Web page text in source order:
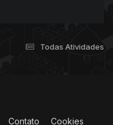
Todas Atividades
Contato Cookies